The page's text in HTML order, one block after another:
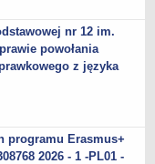
nr 12 im.
powołania
z języka
programu Erasmus+
2026 - 1 -PL01 -